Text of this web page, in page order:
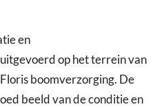
en
op het terrein van
boomverzorging. De
beeld van de conditie en